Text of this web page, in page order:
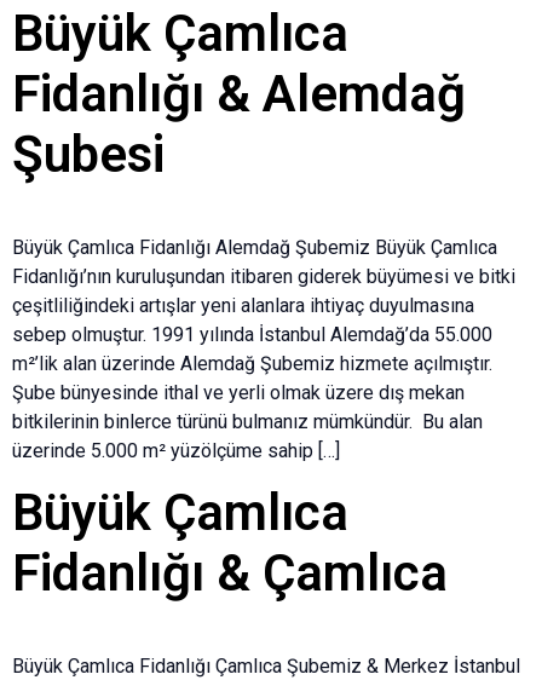
Büyük Çamlıca
Fidanlığı & Alemdağ
Şubesi
Büyük Çamlıca Fidanlığı Alemdağ Şubemiz Büyük Çamlıca
Fidanlığı’nın kuruluşundan itibaren giderek büyümesi ve bitki
çeşitliliğindeki artışlar yeni alanlara ihtiyaç duyulmasına
sebep olmuştur. 1991 yılında İstanbul Alemdağ’da 55.000
m²’lik alan üzerinde Alemdağ Şubemiz hizmete açılmıştır.
Şube bünyesinde ithal ve yerli olmak üzere dış mekan
bitkilerinin binlerce türünü bulmanız mümkündür. Bu alan
üzerinde 5.000 m² yüzölçüme sahip […]
Büyük Çamlıca
Fidanlığı & Çamlıca
Büyük Çamlıca Fidanlığı Çamlıca Şubemiz & Merkez İstanbul